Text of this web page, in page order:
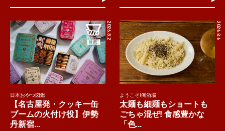
2026.8.2
日本おやつ図鑑
【名古屋発・クッキー缶
ブームの火付け役】伊勢
丹新宿...
2026.8.6
ようこそ!俺酒場
太麺も細麺もショートも
ごちゃ混ぜ! 食感豊かな
「色...